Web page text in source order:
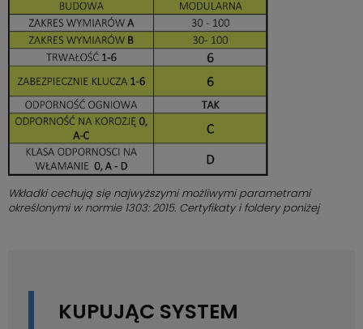
Wkładki cechują się najwyższymi możliwymi parametrami
określonymi w normie 1303: 2015. Certyfikaty i foldery poniżej
KUPUJĄC SYSTEM